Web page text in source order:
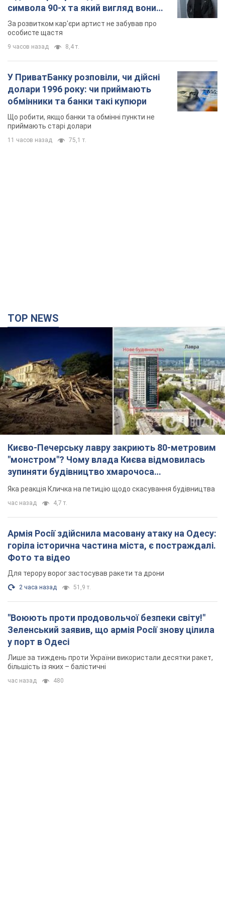
11 часов назад 75,1 т.
Києво-Печерську лавру закриють 80-метровим
"монстром"? Чому влада Києва відмовилась
зупиняти будівництво хмарочоса
"московського вірянина"
Яка реакція Кличка на петицію щодо скасування будівництва
час назад 4,7 т.
Армія Росії здійснила масовану атаку на Одесу:
горіла історична частина міста, є постраждалі.
Фото та відео
Для терору ворог застосував ракети та дрони
2 часа назад 51,9 т.
"Воюють проти продовольчої безпеки світу!"
Зеленський заявив, що армія Росії знову цілила
більшість із яких – балістичні
час назад 480